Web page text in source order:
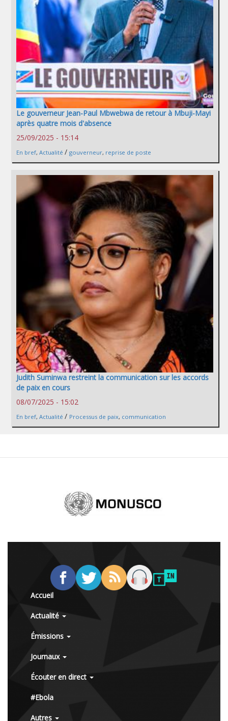
Le gouverneur Jean-Paul Mbwebwa de retour à Mbuji-Mayi
après quatre mois d'absence
25/09/2025 - 15:14
En bref, Actualité / gouverneur, reprise de poste
Judith Suminwa restreint la communication sur les accords
de paix en cours
08/07/2025 - 15:02
En bref, Actualité / Processus de paix, communication
Accueil
Actualité
Émissions
Journaux
Écouter en direct
#Ebola
Autres